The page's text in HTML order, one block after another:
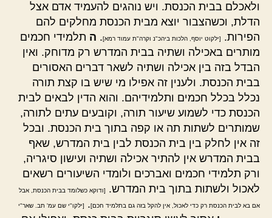
ולאכלם בבית הכנסת. ויש נוהגים להעמיד אדם אצל
הדלת, וכשהצבור יוצא מבית הכנסת מחלקים להם
הפירות.
[ילקוט יוסף, הלכות ביהכ"נ וקרה"ת עמוד רמא]. ה תלמידי חכמים
מותרים באכילה ושתיה בבית המדרש רק מדוחק. ואין
הבדל בזה בין אכילה ושתיה לשאר דברים האסורים
בבית הכנסת. ולענין זה אפילו מי שיש בו קצת תורה
נכלל בכלל חכמים ותלמידיהם. והוא הדין לבאים לבית
הכנסת כדי לשמוע שיעור תורה, וקובעים עתים לתורה,
שמותרים לשתות תה או קפה בתוך בית הכנסת. ובכל
זה אין לחלק בין בית הכנסת לבין בית המדרש, שאף
בבית המדרש אין להתיר אכילה ושתיה ועישון סיגריה,
ורק תלמידי חכמים ואברכים ולומדי השיעורים רשאים
לאכול ולשתות בתוך בית המדרש.
[ודוקא כשלומד בבית הכנסת, אבל
אם בא לבית הכנסת רק כדי לאכול, אין להקל בזה גם בתלמיד חכם]. [ילקו"י שם עמ' תב. שאר"י